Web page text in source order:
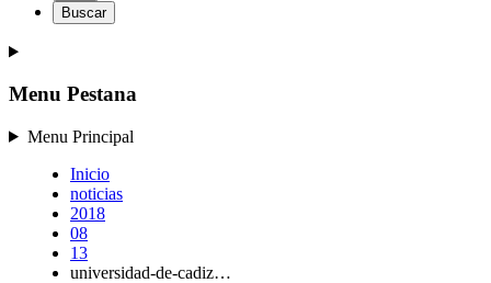
Buscar
Menu Pestana
Menu Principal
Inicio
noticias
2018
08
13
universidad-de-cadiz…